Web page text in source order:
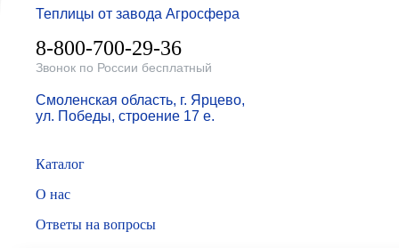
Теплицы от завода Агросфера
8-800-700-29-36
Звонок по России бесплатный
Смоленская область, г. Ярцево,
ул. Победы, строение 17 е.
Каталог
О нас
Ответы на вопросы